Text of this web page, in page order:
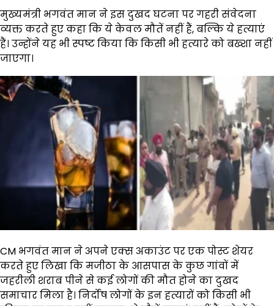
मुख्यमंत्री भगवंत मान ने इस दुखद घटना पर गहरी संवेदना
व्यक्त करते हुए कहा कि ये केवल मौतें नहीं हैं, बल्कि ये हत्याएं
हैं। उन्होंने यह भी स्पष्ट किया कि किसी भी हत्यारे को बख्शा नहीं
जाएगा।
CM भगवंत मान ने अपने एक्स अकाउंट पर एक पोस्ट शेयर
करते हुए लिखा कि मजीठा के आसपास के कुछ गांवों में
जहरीली शराब पीने से कई लोगों की मौत होने का दुखद
समाचार मिला है। निर्दोष लोगों के इन हत्यारों को किसी भी